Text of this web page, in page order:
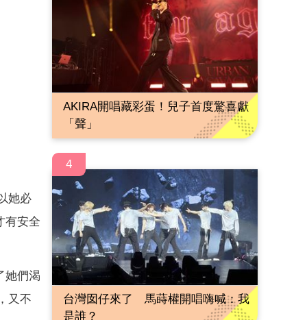
她必
有安全
她們渴
又不
AKIRA開唱藏彩蛋！兒子首度驚喜獻
「聲」
4
台灣囡仔來了 馬蒔權開唱嗨喊：我
是誰？